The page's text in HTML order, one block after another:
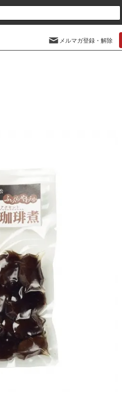
メルマガ登録・解除